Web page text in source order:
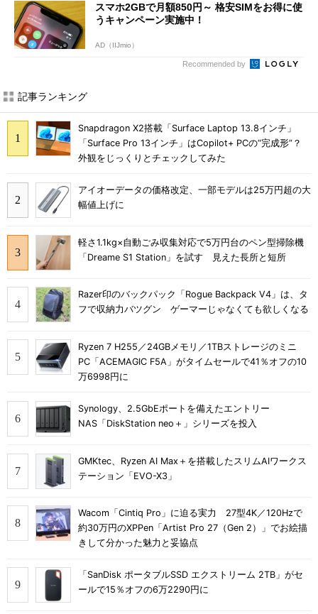
スマホ2GBで月額850円～ 格安SIMをお得に使
うキャンペーン実施中！
AD（IIJmio）
Recommended by
記事ランキング
Snapdragon X2搭載「Surface Laptop 13.8インチ」
「Surface Pro 13インチ」はCopilot+ PCの“完成形”？
外観をじっくりとチェックしてみた
アイオーデータの価格改定、一部モデルは25万円超の大
幅値上げに
軽さ1.1kg×自動ごみ収集対応で5万円台のペン型掃除機
「Dreame S1 Station」を試す 見えた長所と短所
Razer印のバックパック「Rogue Backpack V4」は、タ
フで収納力バツグン ゲーマーじゃなくても欲しくなる
Ryzen 7 H255／24GBメモリ／1TBストレージのミニ
PC「ACEMAGIC F5A」がタイムセールで41％オフの10
万6998円に
Synology、2.5GbEポートを備えたエントリー
NAS「DiskStation neo＋」シリーズを投入
GMKtec、Ryzen AI Max＋を搭載したスリムAIワークス
テーション「EVO-X3」
Wacom「Cintiq Pro」に迫る実力 27型4K／120Hzで
約30万円のXPPen「Artist Pro 27（Gen 2）」でお絵描
きして分かった魅力と妥協点
「SanDisk ポータブルSSD エクストリーム 2TB」がセ
ールで15％オフの6万2290円に